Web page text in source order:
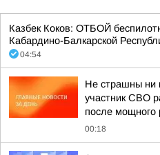
Казбек Коков: ОТБОЙ
Кабардино-Балкарской
04:54
Не страшны ни
участник СВО
после мощного
00:18